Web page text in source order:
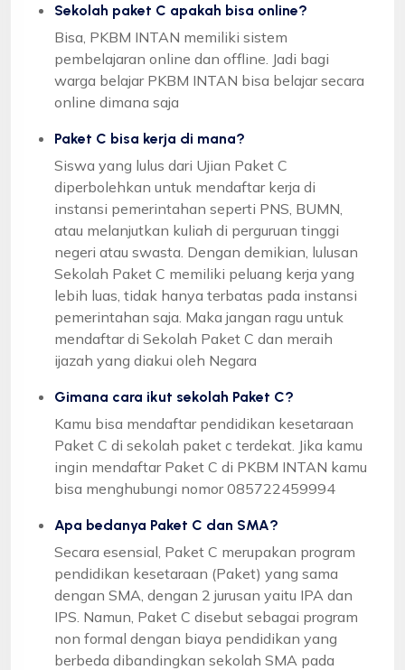
Sekolah paket C apakah bisa online?
Bisa, PKBM INTAN memiliki sistem
pembelajaran online dan offline. Jadi bagi
warga belajar PKBM INTAN bisa belajar secara
online dimana saja
Paket C bisa kerja di mana?
Siswa yang lulus dari Ujian Paket C
diperbolehkan untuk mendaftar kerja di
instansi pemerintahan seperti PNS, BUMN,
atau melanjutkan kuliah di perguruan tinggi
negeri atau swasta. Dengan demikian, lulusan
Sekolah Paket C memiliki peluang kerja yang
lebih luas, tidak hanya terbatas pada instansi
pemerintahan saja. Maka jangan ragu untuk
mendaftar di Sekolah Paket C dan meraih
ijazah yang diakui oleh Negara
Gimana cara ikut sekolah Paket C?
Kamu bisa mendaftar pendidikan kesetaraan
Paket C di sekolah paket c terdekat. Jika kamu
ingin mendaftar Paket C di PKBM INTAN kamu
bisa menghubungi nomor 085722459994
Apa bedanya Paket C dan SMA?
Secara esensial, Paket C merupakan program
pendidikan kesetaraan (Paket) yang sama
dengan SMA, dengan 2 jurusan yaitu IPA dan
IPS. Namun, Paket C disebut sebagai program
non formal dengan biaya pendidikan yang
berbeda dibandingkan sekolah SMA pada